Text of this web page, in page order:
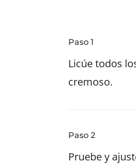
Paso 1
Licúe todos
cremoso.
Paso 2
Pruebe y